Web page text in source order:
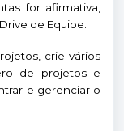
for afirmativa,
de Equipe.
crie vários
de projetos e
e gerenciar o